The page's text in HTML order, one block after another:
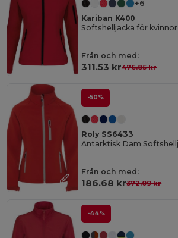
+6
Kariban K400
Softshelljacka för kvinnor
Från och med:
311.53 kr476.85 kr
-50%
Roly SS6433
Från och med:
186.68 kr372.09 kr
-44%